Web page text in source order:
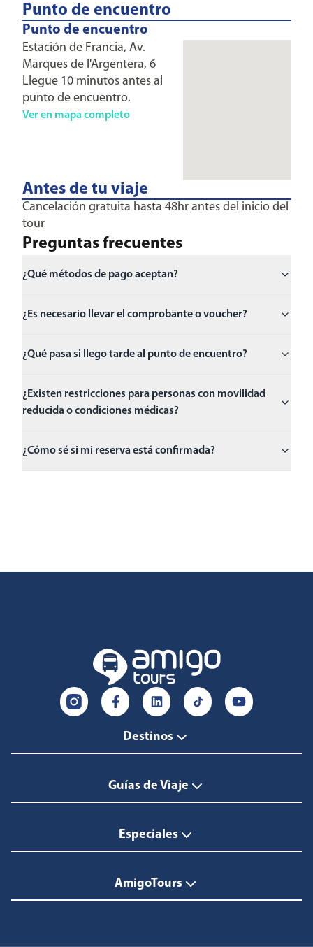
Punto de encuentro
Punto de encuentro
Estación de Francia, Av.
Marques de l'Argentera, 6
Llegue 10 minutos antes al
punto de encuentro.
Ver en mapa completo
Antes de tu viaje
Cancelación gratuita hasta 48hr antes del inicio del
tour
Preguntas frecuentes
¿Qué métodos de pago aceptan?
¿Es necesario llevar el comprobante o voucher?
¿Qué pasa si llego tarde al punto de encuentro?
¿Existen restricciones para personas con movilidad
reducida o condiciones médicas?
¿Cómo sé si mi reserva está confirmada?
Destinos
Guías de Viaje
Especiales
AmigoTours